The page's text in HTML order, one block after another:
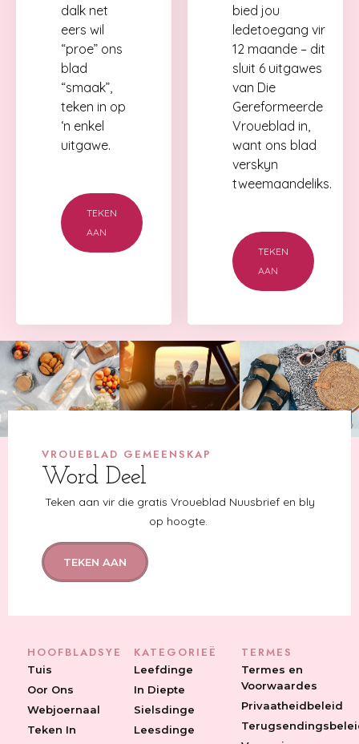
dalk net
eers wil
“proe” ons
blad
“smaak”,
teken in op
‘n enkel
uitgawe.
TEKEN
AAN
bied jou
ledetoegang vir
12 maande – dit
sluit 6 uitgawes
van Die
Gereformeerde
Vroueblad in,
want ons blad
verskyn
tweemaandeliks.
TEKEN
AAN
VROUEBLAD GEMEENSKAP
Word Deel
Teken aan vir die gratis Vroueblad Nuusbrief en bly
op hoogte.
TEKEN AAN
HOOFBLADSYE
Tuis
Oor Ons
Webjoernaal
Teken In
KATEGORIEË
Leefdinge
In Diepte
Sielsdinge
Leesdinge
TERMES
Termes en
Voorwaardes
Privaatheidbeleid